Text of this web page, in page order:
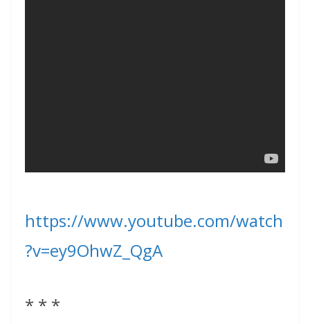
https://www.youtube.com/watch
?v=ey9OhwZ_QgA
* * *